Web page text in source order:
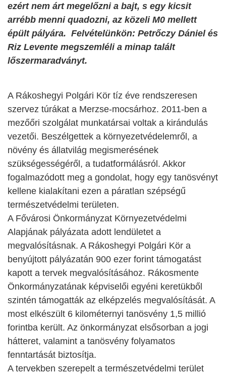
ezért nem árt megelőzni a bajt, s egy kicsit
arrébb menni quadozni, az közeli M0 mellett
épült pályára. Felvételünkön: Petrőczy Dániel és
Riz Levente megszemléli a minap talált
lőszermaradványt.
A Rákoshegyi Polgári Kör tíz éve rendszeresen
szervez túrákat a Merzse-mocsárhoz. 2011-ben a
mezőőri szolgálat munkatársai voltak a kirándulás
vezetői. Beszélgettek a környezetvédelemről, a
növény és állatvilág megismerésének
szükségességéről, a tudatformálásról. Akkor
fogalmazódott meg a gondolat, hogy egy tanösvényt
kellene kialakítani ezen a páratlan szépségű
természetvédelmi területen.
A Fővárosi Önkormányzat Környezetvédelmi
Alapjának pályázata adott lendületet a
megvalósításnak. A Rákoshegyi Polgári Kör a
benyújtott pályázatán 900 ezer forint támogatást
kapott a tervek megvalósításához. Rákosmente
Önkormányzatának képviselői egyéni keretükből
szintén támogatták az elképzelés megvalósítását. A
most elkészült 6 kilométernyi tanösvény 1,5 millió
forintba került. Az önkormányzat elsősorban a jogi
hátteret, valamint a tanösvény folyamatos
fenntartását biztosítja.
A tervekben szerepelt a természetvédelmi terület